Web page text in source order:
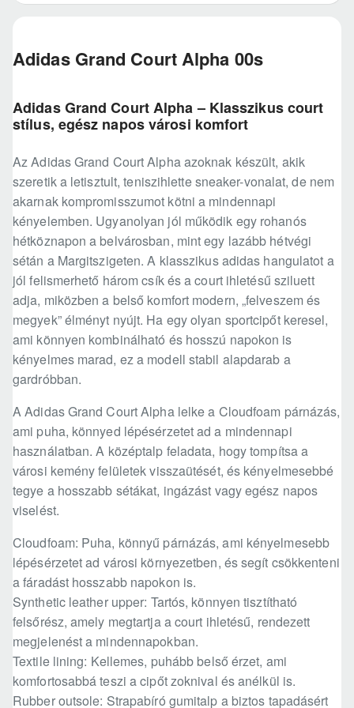
Adidas Grand Court Alpha 00s
Adidas Grand Court Alpha – Klasszikus court
stílus, egész napos városi komfort
Az Adidas Grand Court Alpha azoknak készült, akik
szeretik a letisztult, teniszihlette sneaker-vonalat, de nem
akarnak kompromisszumot kötni a mindennapi
kényelemben. Ugyanolyan jól működik egy rohanós
hétköznapon a belvárosban, mint egy lazább hétvégi
sétán a Margitszigeten. A klasszikus adidas hangulatot a
jól felismerhető három csík és a court ihletésű sziluett
adja, miközben a belső komfort modern, „felveszem és
megyek” élményt nyújt. Ha egy olyan sportcipőt keresel,
ami könnyen kombinálható és hosszú napokon is
kényelmes marad, ez a modell stabil alapdarab a
gardróbban.
A Adidas Grand Court Alpha lelke a Cloudfoam párnázás,
ami puha, könnyed lépésérzetet ad a mindennapi
használatban. A középtalp feladata, hogy tompítsa a
városi kemény felületek visszaütését, és kényelmesebbé
tegye a hosszabb sétákat, ingázást vagy egész napos
viselést.
Cloudfoam: Puha, könnyű párnázás, ami kényelmesebb
lépésérzetet ad városi környezetben, és segít csökkenteni
a fáradást hosszabb napokon is.
Synthetic leather upper: Tartós, könnyen tisztítható
felsőrész, amely megtartja a court ihletésű, rendezett
megjelenést a mindennapokban.
Textile lining: Kellemes, puhább belső érzet, ami
komfortosabbá teszi a cipőt zoknival és anélkül is.
Rubber outsole: Strapabíró gumitalp a biztos tapadásért